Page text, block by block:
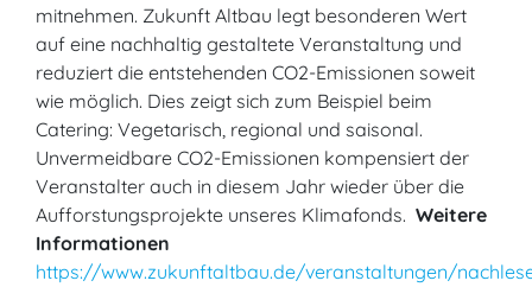
mitnehmen. Zukunft Altbau legt besonderen Wert
auf eine nachhaltig gestaltete Veranstaltung und
reduziert die entstehenden CO2-Emissionen soweit
wie möglich. Dies zeigt sich zum Beispiel beim
Catering: Vegetarisch, regional und saisonal.
Unvermeidbare CO2-Emissionen kompensiert der
Veranstalter auch in diesem Jahr wieder über die
Aufforstungsprojekte unseres Klimafonds. Weitere
Informationen
https://www.zukunftaltbau.de/veranstaltungen/